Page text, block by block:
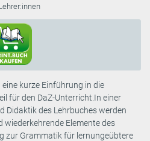
kurze Einführung in die
für den DaZ-Unterricht.In einer
Didaktik des Lehrbuches werden
wiederkehrende Elemente des
zur Grammatik für lernungeübtere